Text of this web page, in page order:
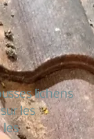
lichens
les